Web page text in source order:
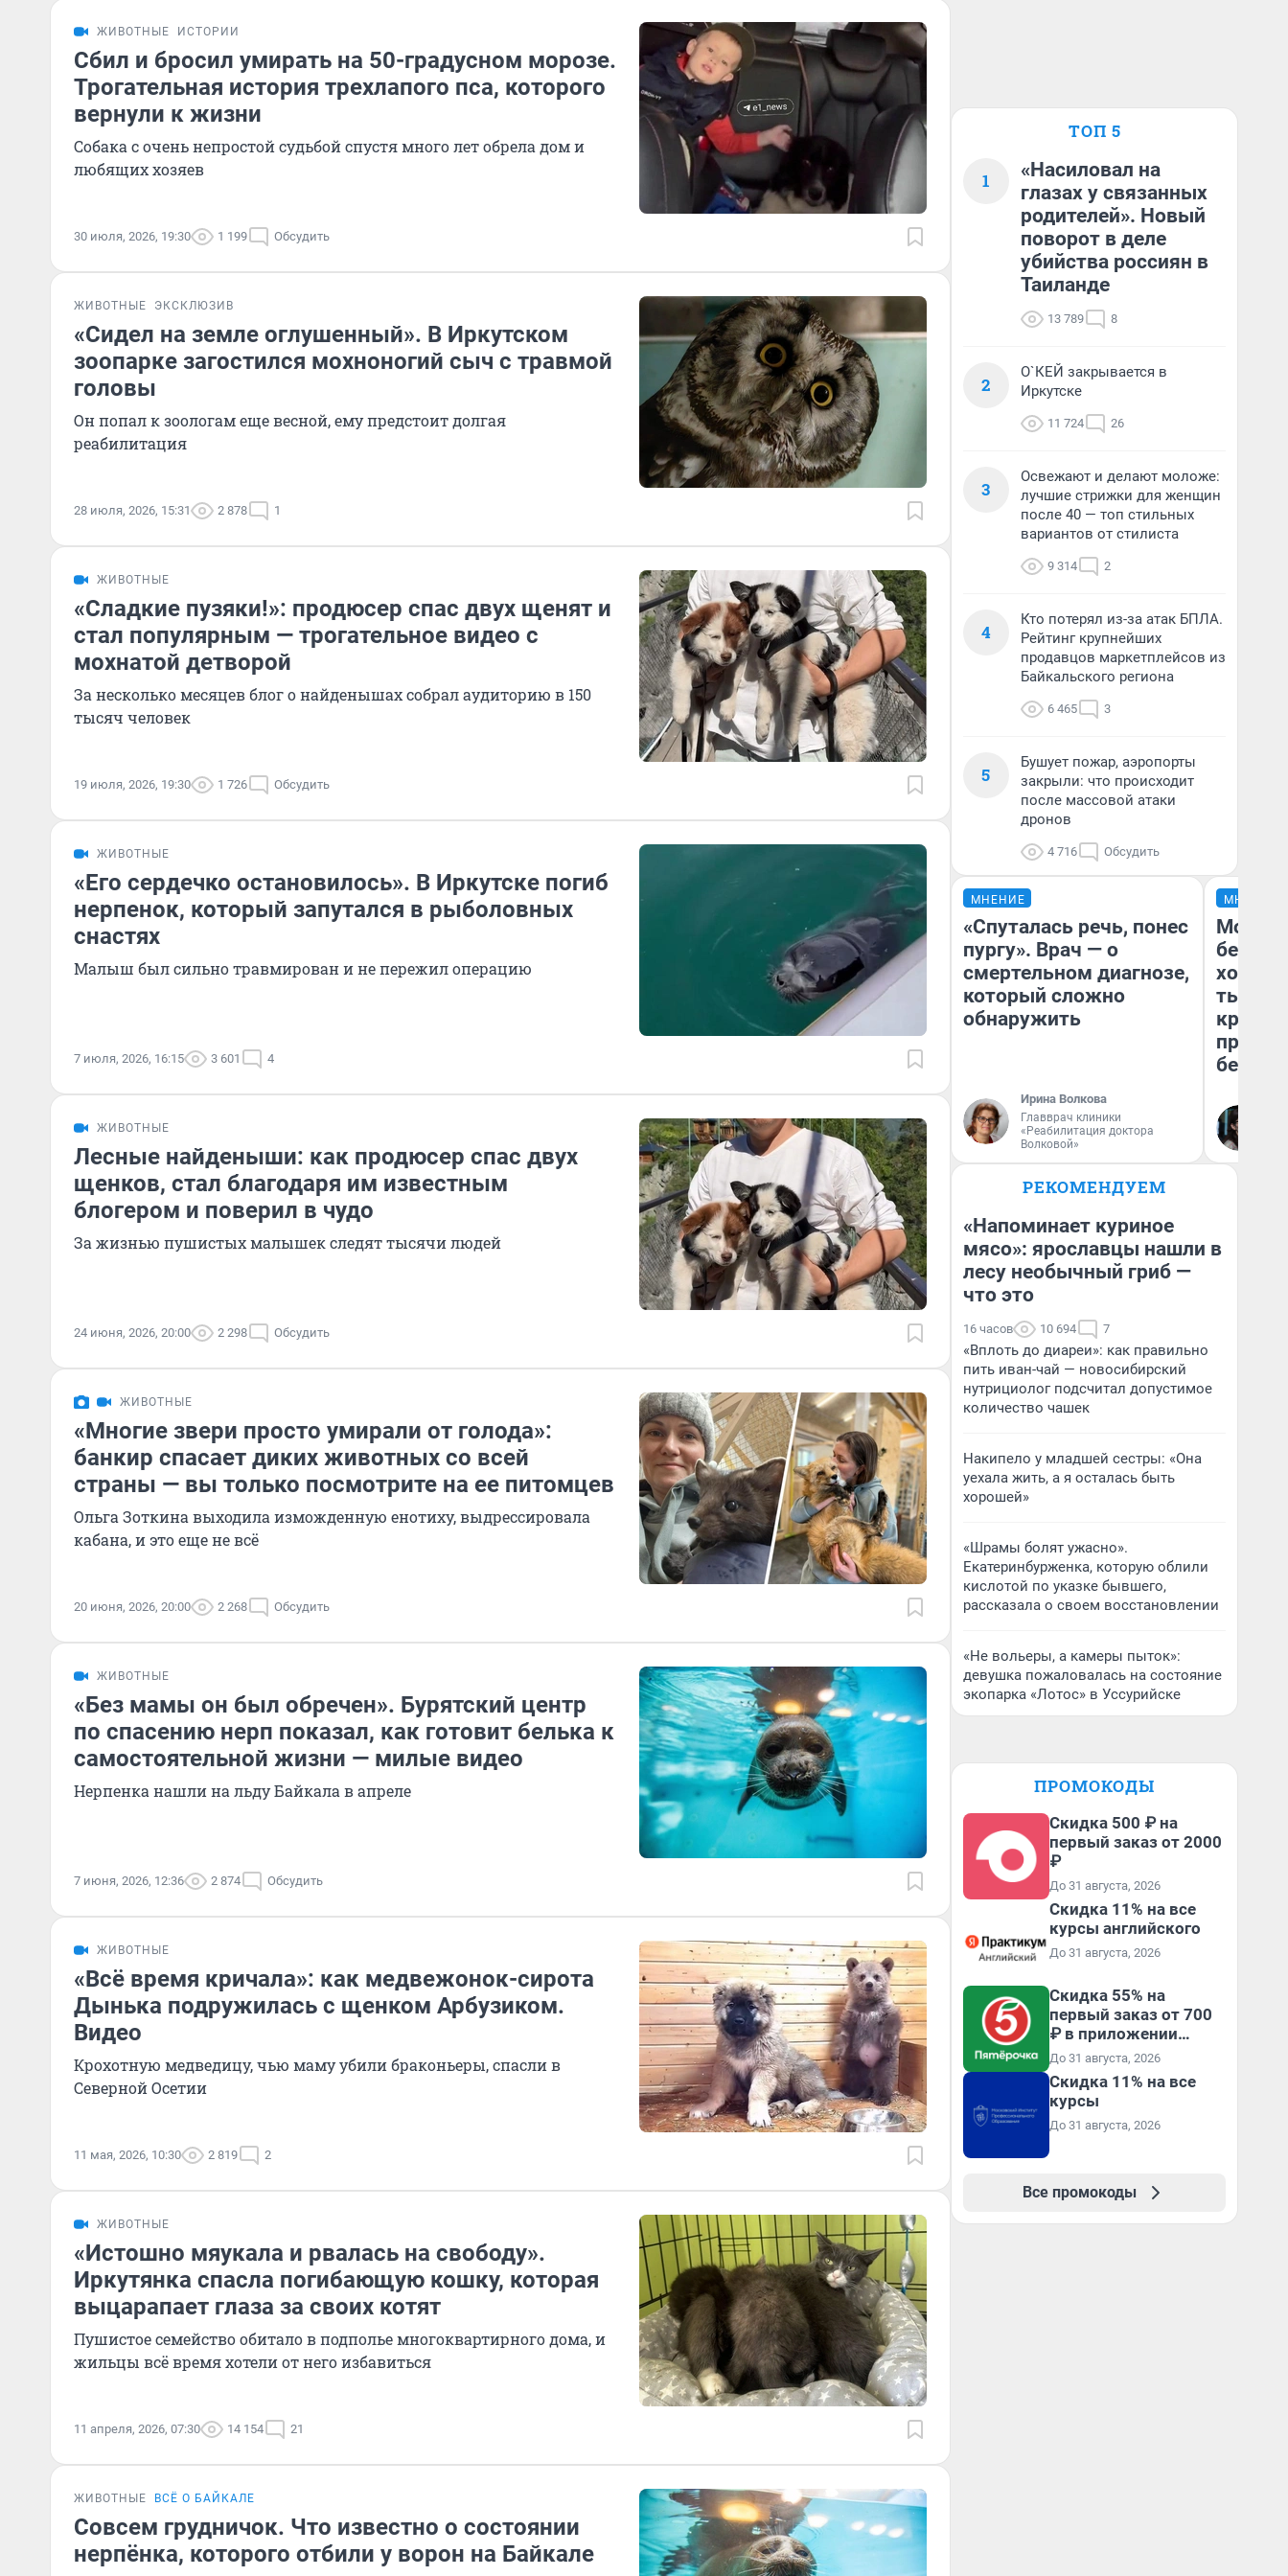
ЖИВОТНЫЕ ИСТОРИИ
Сбил и бросил умирать на 50-градусном морозе.
Трогательная история трехлапого пса, которого
вернули к жизни
Собака с очень непростой судьбой спустя много лет обрела дом и
любящих хозяев
30 июля, 2026, 19:30 1 199 Обсудить
ЖИВОТНЫЕ ЭКСКЛЮЗИВ
«Сидел на земле оглушенный». В Иркутском
зоопарке загостился мохноногий сыч с травмой
головы
Он попал к зоологам еще весной, ему предстоит долгая
реабилитация
28 июля, 2026, 15:31 2 878 1
ЖИВОТНЫЕ
«Сладкие пузяки!»: продюсер спас двух щенят и
стал популярным — трогательное видео с
мохнатой детворой
За несколько месяцев блог о найденышах собрал аудиторию в 150
тысяч человек
19 июля, 2026, 19:30 1 726 Обсудить
ЖИВОТНЫЕ
«Его сердечко остановилось». В Иркутске погиб
нерпенок, который запутался в рыболовных
снастях
Малыш был сильно травмирован и не пережил операцию
7 июля, 2026, 16:15 3 601 4
ЖИВОТНЫЕ
Лесные найденыши: как продюсер спас двух
щенков, стал благодаря им известным
блогером и поверил в чудо
За жизнью пушистых малышек следят тысячи людей
24 июня, 2026, 20:00 2 298 Обсудить
ЖИВОТНЫЕ
«Многие звери просто умирали от голода»:
банкир спасает диких животных со всей
страны — вы только посмотрите на ее питомцев
Ольга Зоткина выходила изможденную енотиху, выдрессировала
кабана, и это еще не всё
20 июня, 2026, 20:00 2 268 Обсудить
ЖИВОТНЫЕ
«Без мамы он был обречен». Бурятский центр
по спасению нерп показал, как готовит белька к
самостоятельной жизни — милые видео
Нерпенка нашли на льду Байкала в апреле
7 июня, 2026, 12:36 2 874 Обсудить
ЖИВОТНЫЕ
«Всё время кричала»: как медвежонок-сирота
Дынька подружилась с щенком Арбузиком.
Видео
Крохотную медведицу, чью маму убили браконьеры, спасли в
Северной Осетии
11 мая, 2026, 10:30 2 819 2
ЖИВОТНЫЕ
«Истошно мяукала и рвалась на свободу».
Иркутянка спасла погибающую кошку, которая
выцарапает глаза за своих котят
Пушистое семейство обитало в подполье многоквартирного дома, и
жильцы всё время хотели от него избавиться
11 апреля, 2026, 07:30 14 154 21
ЖИВОТНЫЕ ВСЁ О БАЙКАЛЕ
Совсем грудничок. Что известно о состоянии
нерпёнка, которого отбили у ворон на Байкале
ТОП 5
1
«Насиловал на
глазах у связанных
родителей». Новый
поворот в деле
убийства россиян в
Таиланде
13 789 8
2
О`КЕЙ закрывается в
Иркутске
11 724 26
3
Освежают и делают моложе:
лучшие стрижки для женщин
после 40 — топ стильных
вариантов от стилиста
9 314 2
4
Кто потерял из-за атак БПЛА.
Рейтинг крупнейших
продавцов маркетплейсов из
Байкальского региона
6 465 3
5
Бушует пожар, аэропорты
закрыли: что происходит
после массовой атаки
дронов
4 716 Обсудить
МНЕНИЕ
«Спуталась речь, понес
пургу». Врач — о
смертельном диагнозе,
который сложно
обнаружить
Ирина Волкова
Главврач клиники
«Реабилитация доктора
Волковой»
МНЕНИЕ
Мой
хотела
тысяч,
РЕКОМЕНДУЕМ
«Напоминает куриное
мясо»: ярославцы нашли в
лесу необычный гриб —
что это
16 часов 10 694 7
«Вплоть до диареи»: как правильно
пить иван-чай — новосибирский
нутрициолог подсчитал допустимое
количество чашек
Накипело у младшей сестры: «Она
уехала жить, а я осталась быть
хорошей»
«Шрамы болят ужасно».
Екатеринбурженка, которую облили
кислотой по указке бывшего,
рассказала о своем восстановлении
«Не вольеры, а камеры пыток»:
девушка пожаловалась на состояние
экопарка «Лотос» в Уссурийске
ПРОМОКОДЫ
Скидка 500 ₽ на
первый заказ от 2000
₽
До 31 августа, 2026
Скидка 11% на все
курсы английского
До 31 августа, 2026
Скидка 55% на
первый заказ от 700
₽ в приложении
Пятёрочка Доставка
До 31 августа, 2026
Скидка 11% на все
курсы
До 31 августа, 2026
Все промокоды